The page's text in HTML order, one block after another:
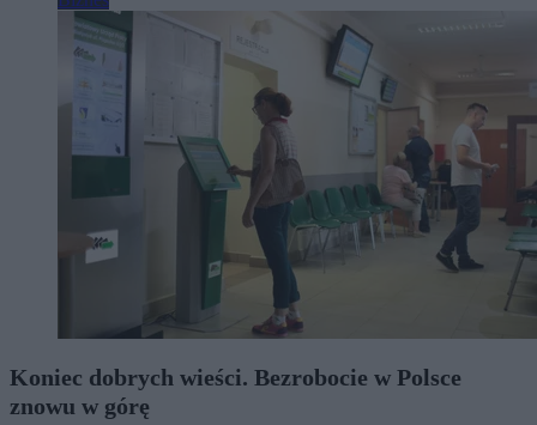
Koniec dobrych wieści. Bezrobocie w Polsce
znowu w górę